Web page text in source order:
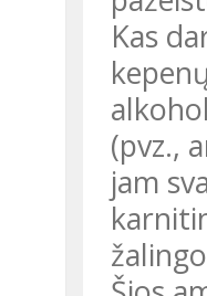
Kas
(pvz.,
jam